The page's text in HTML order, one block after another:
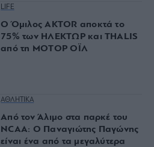
LIFE
Ο Όμιλος AKTOR αποκτά το
75% των ΗΛΕΚΤΩΡ και THALIS
από τη ΜΟΤΟΡ ΟΪΛ
ΑΘΛΗΤΙΚΑ
Από τον Άλιμο στα παρκέ του
NCAA: Ο Παναγιώτης Παγώνης
είναι ένα από τα μεγαλύτερα